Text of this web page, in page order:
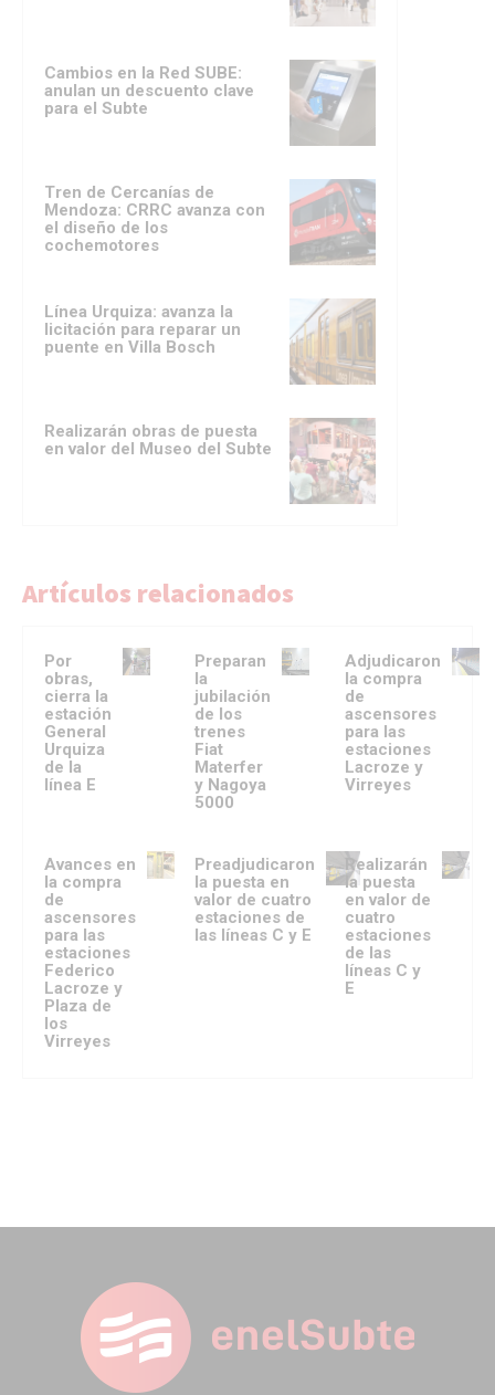
Cambios en la Red SUBE:
anulan un descuento clave
para el Subte
Tren de Cercanías de
Mendoza: CRRC avanza con
el diseño de los
cochemotores
Línea Urquiza: avanza la
licitación para reparar un
puente en Villa Bosch
Realizarán obras de puesta
en valor del Museo del Subte
Artículos relacionados
Por
obras,
cierra la
estación
General
Urquiza
de la
línea E
Preparan
la
jubilación
de los
trenes
Fiat
Materfer
y Nagoya
5000
Adjudicaron
la compra
de
ascensores
para las
estaciones
Lacroze y
Virreyes
Avances en
la compra
de
ascensores
para las
estaciones
Federico
Lacroze y
Plaza de
los
Virreyes
Preadjudicaron
la puesta en
valor de cuatro
estaciones de
las líneas C y E
Realizarán
la puesta
en valor de
cuatro
estaciones
de las
líneas C y
E